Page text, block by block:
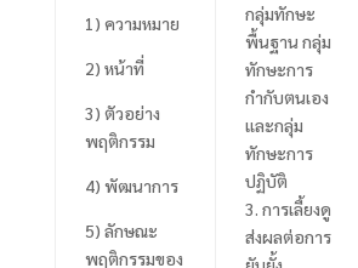
1 ) ความหมาย
2) หน้าที่
3) ตัวอย่าง
พฤติกรรม
4) พัฒนาการ
5) ลักษณะ
พฤติกรรมของ
กลุ่มทักษะ
พื้นฐาน กลุ่ม
ทักษะการ
กำกับตนเอง
และกลุ่ม
ทักษะการ
ปฏิบัติ
3. การเลี้ยงดู
ส่งผลต่อการ